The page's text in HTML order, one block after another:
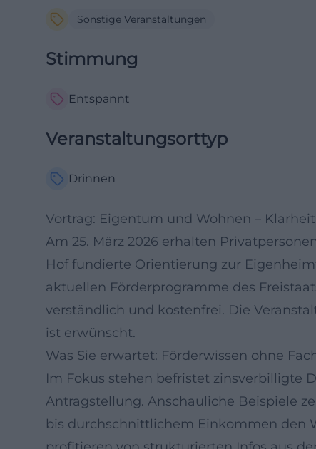
Sonstige Veranstaltungen
Stimmung
Entspannt
Veranstaltungsorttyp
Drinnen
Vortrag: Eigentum und Wohnen –
Am 25. März 2026 erhalten
Hof fundierte Orientierung zur
aktuellen Förderprogramme des
verständlich und kostenfrei. Die
ist erwünscht.
Was Sie erwartet: Förderwissen ohne
Im Fokus stehen befristet zinsverbilligte
Antragstellung. Anschauliche Beispiele
bis durchschnittlichem Einkommen den